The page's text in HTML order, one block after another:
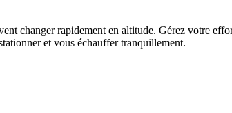
changer rapidement en altitude. Gérez votre
et vous échauffer tranquillement.